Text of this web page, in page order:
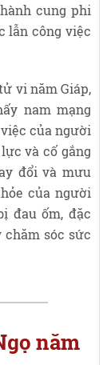
cung phi
lẫn công việc
vi năm Giáp,
nam mạng
của người
và cố gắng
đổi và mưu
của người
đau ốm, đặc
sóc sức
năm